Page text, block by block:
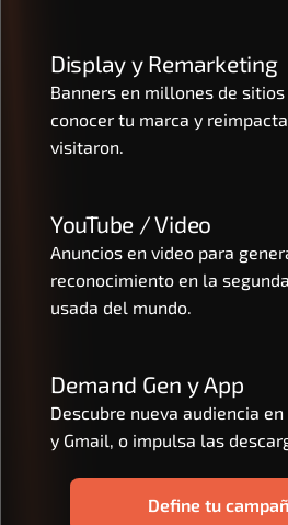
Display y Remarketing
Banners en millones de
conocer tu marca y
visitaron.
YouTube / Video
Anuncios en video para
reconocimiento en la
usada del mundo.
Demand Gen y App
Descubre nueva audiencia en
y Gmail, o impulsa las
Define tu